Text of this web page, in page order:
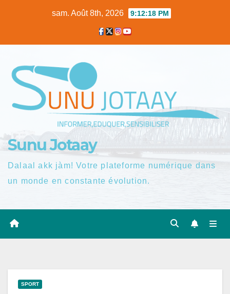
sam. Août 8th, 2026 9:12:19 PM
Sunu Jotaay
Dalaal akk jàm! Votre plateforme numérique dans
un monde en constante évolution.
SPORT